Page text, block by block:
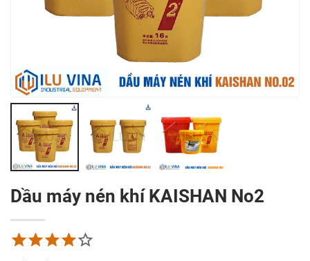
Dầu máy nén khí KAISHAN No2
Mũi Khoan Chuôi
Côn Nachi List 602
tự động Fuma
ZCUT-9
0₫
Lọc tách dầu
0₫
3.100.000
Dầu máy nén khí
0₫